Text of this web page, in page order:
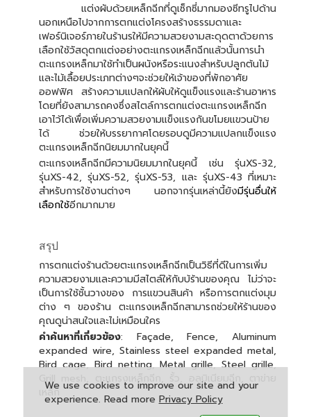
แต่งผับด้วยเหล็กฉีกที่ดูเซ็กซี่มากมองซีทรูไปด้าน
นอกเหนือไปจากการตกแต่งโครงสร้างธรรมดาและ
เฟอร์นิเจอร์ภายในร้านรให้มีความสวยงามสะดุดตาด้วยการ
เลือกใช้วัสดุตกแต่งอย่างตะแกรงเหล็กฉีกแล้วนั้นการนำ
ตะแกรงเหล็กมาใช้ทำเป็นผนังหรือระแนงสำหรับปลูกต้นไม้
และไม้เลื้อยประเภทต่างๆจะช่วยให้เจ้าของที่พักอาศัย
ออฟฟิศ สร้างความแปลกให้ผับให้ดูแข็งแรงและร้านอาหาร
โดยที่ยังสามารถคงซึ่งสไตล์การตกแต่งตะแกรงเหล็กฉีก
เอาไว้ได้เพื่อเพิ่มความสวยงามแข็งแรงกันขโมยแขวนป้าย
ได้ ช่วยให้บรรยากาศโดยรอบดูมีความแปลกแข็งแรง
ตะแกรงเหล็กฉีกนิยมมากในยุคนี้
ตะแกรงเหล็กฉีกมีความนิยมมากในยุคนี้ เช่น รุ่นXS-32,
รุ่นXS-42, รุ่นXS-52, รุ่นXS-53, และ รุ่นXS-43 ที่เหมาะ
สำหรับการใช้งานต่างๆ นอกจากรุ่นเหล่านี้ยังมีรุ่นอื่นให้
เลือกใช้อีกมากมาย
สรุป
การตกแต่งร้านด้วยตะแกรงเหล็กฉีกเป็นวิธีที่ดีในการเพิ่ม
ความสวยงามและความมีสไตล์ให้กับบ้ร้านของคุณ ไม่ว่าจะ
เป็นการใช้ชั้นวางของ การแขวนสินค้า หรือการตกแต่งมุม
ต่าง ๆ ของร้าน ตะแกรงเหล็กฉีกสามารถช่วยให้ร้านของ
คุณดูน่าสนใจและไม่เหมือนใคร
คำค้นหาที่เกี่ยวข้อง: Façade, Fence, Aluminum
expanded wire, Stainless steel expanded metal,
Bird cage, Bird netting, Metal grille, Steel grille,
Grill mesh, ตะแกรงเหล็กฉีก, รั้ว, อลูมิเนียมฉีก, ตาข่าย
เหล็ก
We use cookies to improve our site and your
experience. Read more Privacy Policy